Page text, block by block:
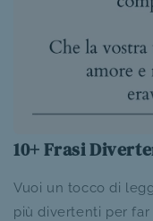
10+ Frasi
Vuoi un tocco di
più divertenti per